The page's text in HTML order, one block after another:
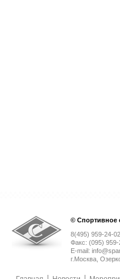
© Спортивное
8(495) 959-24-
Факс: (095) 959-
E-mail:
г.Москва,